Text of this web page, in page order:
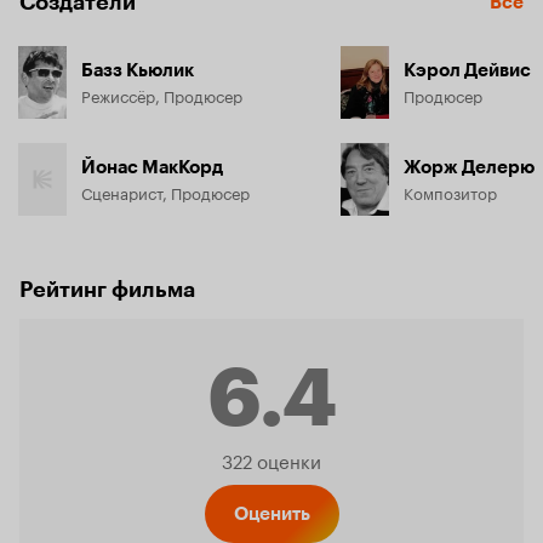
Базз Кьюлик
Режиссёр, Продюсер
Йонас МакКорд
Сценарист, Продюсер
Кэрол Дейвис
Продюсер
Жорж Делерю
Композитор
Рейтинг фильма
6.4
Рейтинг
322 оценки
Оценить